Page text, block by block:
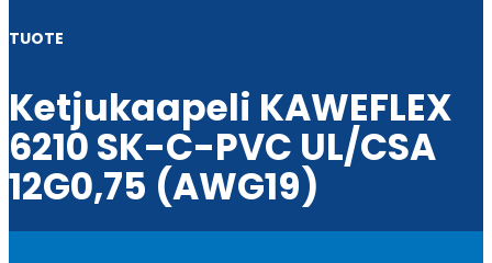
TUOTE
Ketjukaapeli KAWEFLEX
6210 SK-C-PVC UL/CSA
12G0,75 (AWG19)